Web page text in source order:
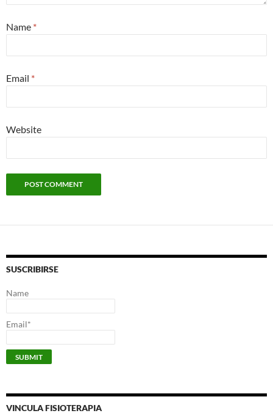
Name *
Email *
Website
SUSCRIBIRSE
Name
Email*
VINCULA FISIOTERAPIA